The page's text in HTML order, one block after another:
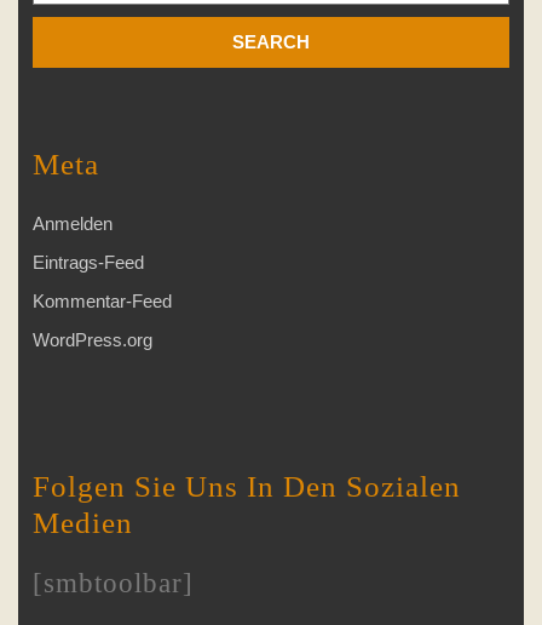
Meta
Anmelden
Eintrags-Feed
Kommentar-Feed
WordPress.org
Folgen Sie Uns In Den Sozialen
Medien
[smbtoolbar]